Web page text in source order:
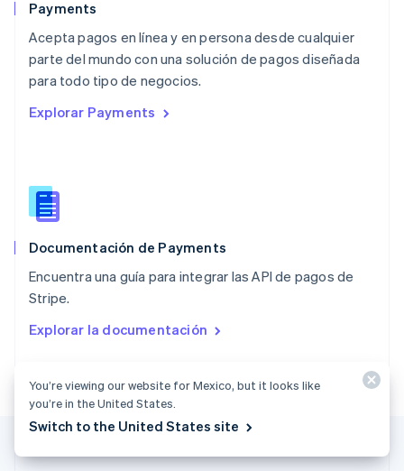
Payments
Acepta pagos en línea y en persona desde cualquier
parte del mundo con una solución de pagos diseñada
para todo tipo de negocios.
Explorar Payments
Documentación de Payments
Encuentra una guía para integrar las API de pagos de
Stripe.
Explorar la documentación
Español
English
Nueva Zelandia
English
NederlandsEnglish
Português
RAE de Hong Kong, China
Reino Unido
República Checa
English
English
Suecia
Svenska English
Suiza
Tailandia
You’re viewing our website for Mexico, but it looks like
you’re in the United States.
Switch to the United States site